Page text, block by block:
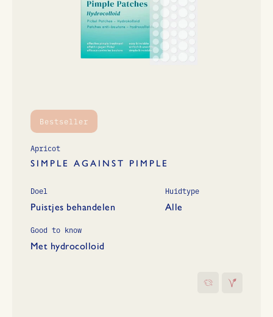
Bestseller
Apricot
SIMPLE AGAINST PIMPLE
Doel
Puistjes behandelen
Huidtype
Alle
Good to know
Met hydrocolloid